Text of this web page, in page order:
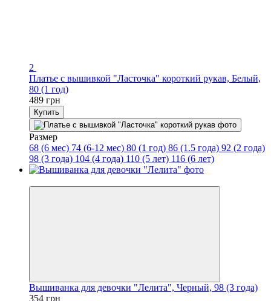
2
Платье с вышивкой "Ласточка" короткий рукав, Белый,
80 (1 год)
489 грн
Купить
Размер
68 (6 мес) 74 (6-12 мес) 80 (1 год) 86 (1.5 года) 92 (2 года)
98 (3 года) 104 (4 года) 110 (5 лет) 116 (6 лет)
Вышиванка для девочки "Лелита", Черный, 98 (3 года)
354 грн